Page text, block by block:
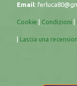
Email:
Cookie Condizioni
Lascia una